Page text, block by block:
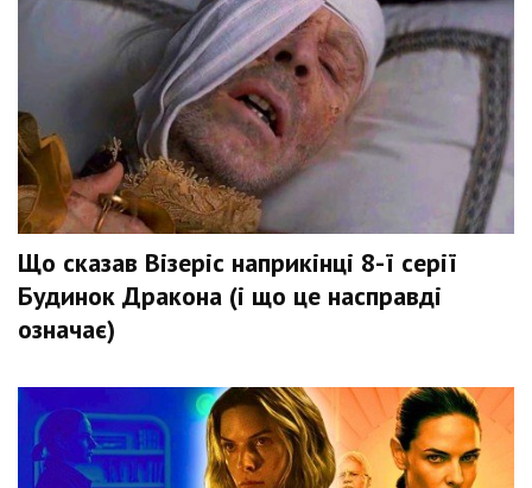
Що сказав Візеріс наприкінці 8-ї серії
Будинок Дракона (і що це насправді
означає)